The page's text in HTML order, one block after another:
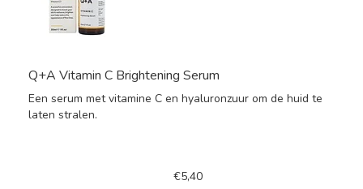
Q+A Vitamin C Brightening Serum
Een serum met vitamine C en hyaluronzuur om de huid te
laten stralen.
€5,40